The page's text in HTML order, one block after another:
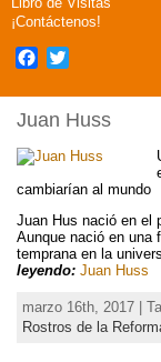
¡Contáctenos!
Facebook
Juan Huss
cambiarían al mundo
Juan Hus nació en el
Aunque nació en una
temprana en la
leyendo: Juan Huss
marzo 16th, 2017 |
Rostros de la